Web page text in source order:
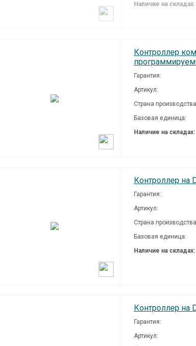
Наличие на складах:
Контроллер
Гарантия:
Артикул:
Страна
Базовая единица:
Наличие на складах:
Контроллер на
Гарантия:
Артикул:
Страна
Базовая единица:
Наличие на складах:
Контроллер на
Гарантия:
Артикул: